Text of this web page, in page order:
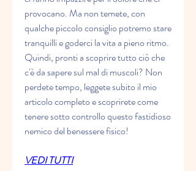
provocano. Ma non temete, con
qualche piccolo consiglio potremo stare
tranquilli e goderci la vita a pieno ritmo.
Quindi, pronti a scoprire tutto ciò che
c'è da sapere sul mal di muscoli? Non
perdete tempo, leggete subito il mio
articolo completo e scoprirete come
tenere sotto controllo questo fastidioso
nemico del benessere fisico!
VEDI TUTTI